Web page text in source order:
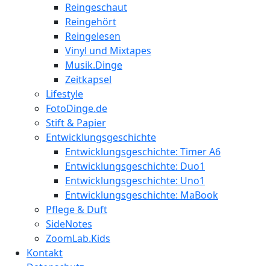
Reingeschaut
Reingehört
Reingelesen
Vinyl und Mixtapes
Musik.Dinge
Zeitkapsel
Lifestyle
FotoDinge.de
Stift & Papier
Entwicklungsgeschichte
Entwicklungsgeschichte: Timer A6
Entwicklungsgeschichte: Duo1
Entwicklungsgeschichte: Uno1
Entwicklungsgeschichte: MaBook
Pflege & Duft
SideNotes
ZoomLab.Kids
Kontakt